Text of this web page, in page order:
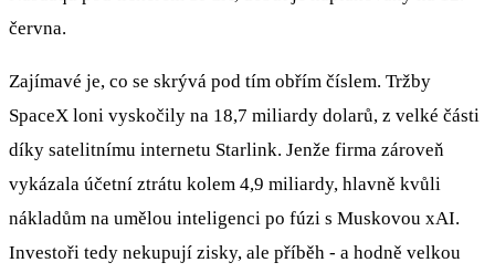
června.
Zajímavé je, co se skrývá pod tím obřím číslem. Tržby
SpaceX loni vyskočily na 18,7 miliardy dolarů, z velké části
díky satelitnímu internetu Starlink. Jenže firma zároveň
vykázala účetní ztrátu kolem 4,9 miliardy, hlavně kvůli
nákladům na umělou inteligenci po fúzi s Muskovou xAI.
Investoři tedy nekupují zisky, ale příběh - a hodně velkou